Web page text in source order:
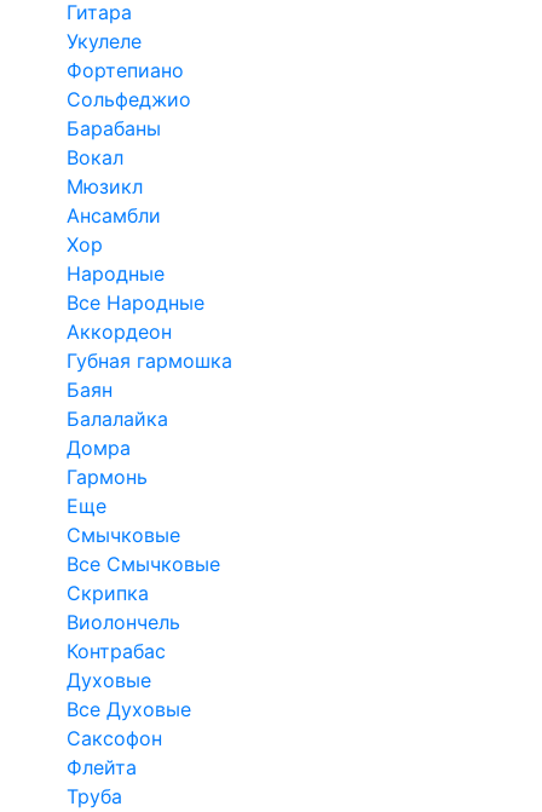
Гитара
Укулеле
Фортепиано
Сольфеджио
Барабаны
Вокал
Мюзикл
Ансамбли
Хор
Народные
Все Народные
Аккордеон
Губная гармошка
Баян
Балалайка
Домра
Гармонь
Еще
Смычковые
Все Смычковые
Скрипка
Виолончель
Контрабас
Духовые
Все Духовые
Саксофон
Флейта
Труба